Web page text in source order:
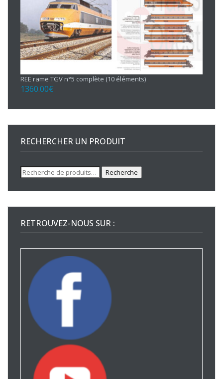
REE rame TGV n°5 complète (10 éléments)
1360.00€
RECHERCHER UN PRODUIT
Recherche
pour :
Recherche
RETROUVEZ-NOUS SUR :